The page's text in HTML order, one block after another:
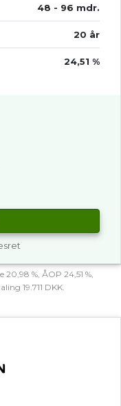
48 - 96 mdr.
20 år
24,51 %
%, ÅOP 24,51 %,
19.711 DKK.